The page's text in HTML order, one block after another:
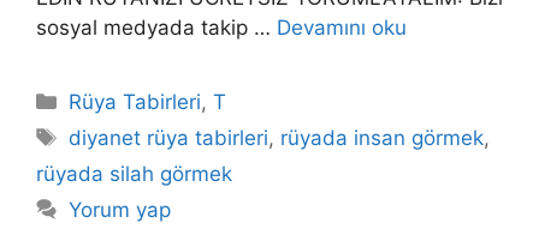
sosyal medyada takip … Devamını oku
Kategoriler
Rüya Tabirleri,T
Etiketler
diyanet rüya tabirleri, rüyada insan görmek,
rüyada silah görmek
Yorum yap